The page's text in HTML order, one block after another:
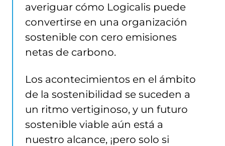
averiguar cómo Logicalis puede
convertirse en una organización
sostenible con cero emisiones
netas de carbono.
Los acontecimientos en el ámbito
de la sostenibilidad se suceden a
un ritmo vertiginoso, y un futuro
sostenible viable aún está a
nuestro alcance, ¡pero solo si